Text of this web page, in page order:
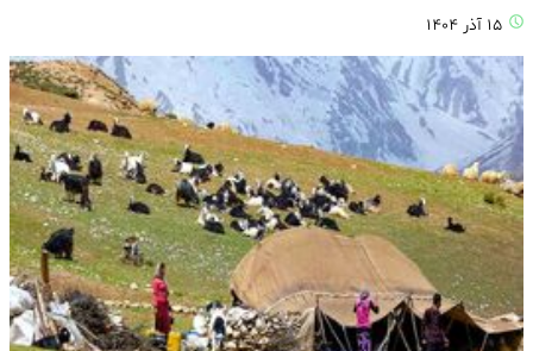
۱۵ آذر ۱۴۰۴